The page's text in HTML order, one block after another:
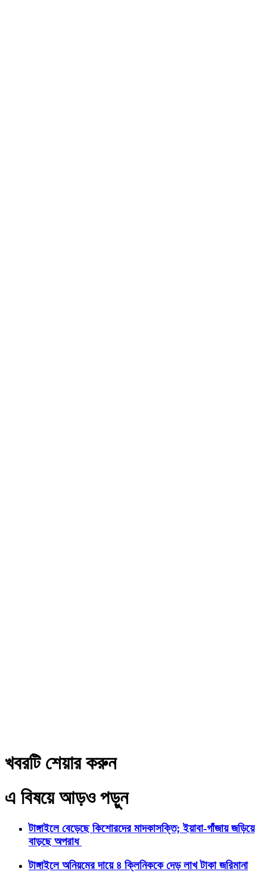
খবরটি শেয়ার করুন
এ বিষয়ে আড়ও পড়ুন
টাঙ্গাইলে বেড়েছে কিশোরদের মাদকাসক্তি; ইয়াবা-গাঁজায় জড়িয়ে
বাড়ছে অপরাধ
টাঙ্গাইলে অনিয়মের দায়ে ৪ ক্লিনিককে দেড় লাখ টাকা জরিমানা